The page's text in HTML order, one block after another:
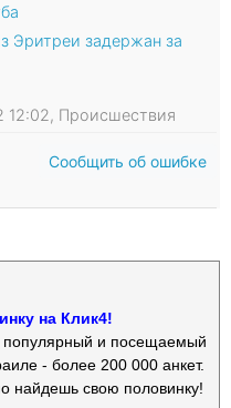
Эритреи задержан за
12:02, Происшествия
Сообщить об ошибке
на Клик4!
и посещаемый
- более 200 000 анкет.
найдешь свою половинку!